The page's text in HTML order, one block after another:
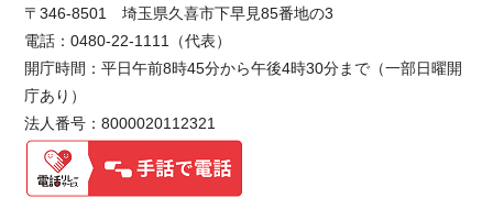
〒346-8501 埼玉県久喜市下早見85番地の3
電話：0480-22-1111（代表）
開庁時間：平日午前8時45分から午後4時30分まで（一部日曜開
庁あり）
法人番号：8000020112321